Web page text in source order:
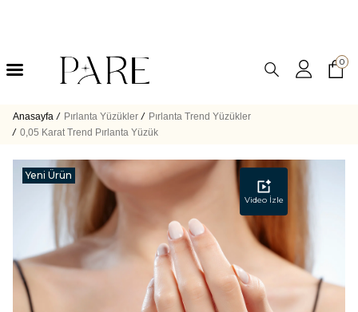
0
Anasayfa / Pırlanta Yüzükler / Pırlanta Trend Yüzükler
/ 0,05 Karat Trend Pırlanta Yüzük
Video İzle
Yeni Ürün